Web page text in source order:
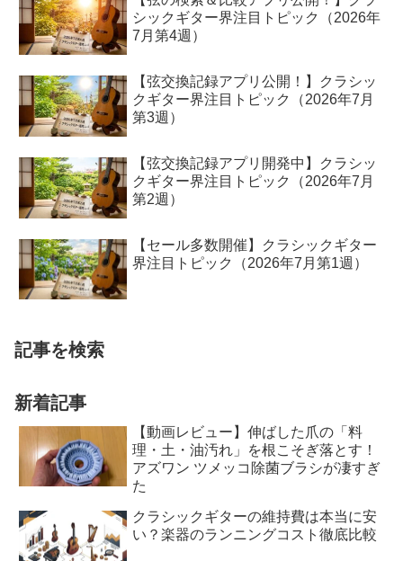
シックギター界注目トピック（2026年
7月第4週）
【弦交換記録アプリ公開！】クラシッ
クギター界注目トピック（2026年7月
第3週）
【弦交換記録アプリ開発中】クラシッ
クギター界注目トピック（2026年7月
第2週）
【セール多数開催】クラシックギター
界注目トピック（2026年7月第1週）
記事を検索
新着記事
【動画レビュー】伸ばした爪の「料
理・土・油汚れ」を根こそぎ落とす！
アズワン ツメッコ除菌ブラシが凄すぎ
た
クラシックギターの維持費は本当に安
い？楽器のランニングコスト徹底比較